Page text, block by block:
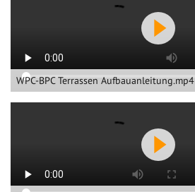
WPC-BPC Terrassen Aufbauanleitung.mp4